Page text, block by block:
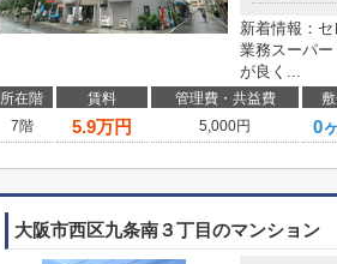
新着情報：
業務スーパ
が良く...
所在階 賃料 管理費・共益費
7階
5.9万円 5,000円 0
大阪市西区九条南３丁目のマンション